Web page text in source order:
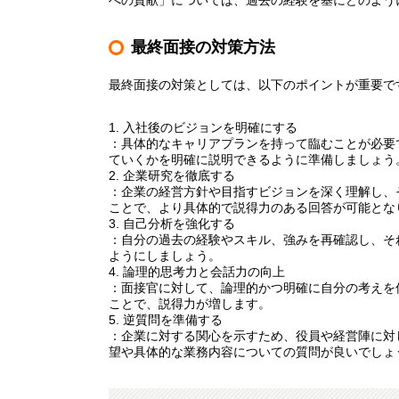
最終面接の対策方法
最終面接の対策としては、以下のポイントが重要で
1. 入社後のビジョンを明確にする
：具体的なキャリアプランを持って臨むことが必
ていくかを明確に説明できるように準備しましょう
2. 企業研究を徹底する
：企業の経営方針や目指すビジョンを深く理解し
ことで、より具体的で説得力のある回答が可能とな
3. 自己分析を強化する
：自分の過去の経験やスキル、強みを再確認し、
ようにしましょう。
4. 論理的思考力と会話力の向上
：面接官に対して、論理的かつ明確に自分の考え
ことで、説得力が増します。
5. 逆質問を準備する
：企業に対する関心を示すため、役員や経営陣に
望や具体的な業務内容についての質問が良いでしょ